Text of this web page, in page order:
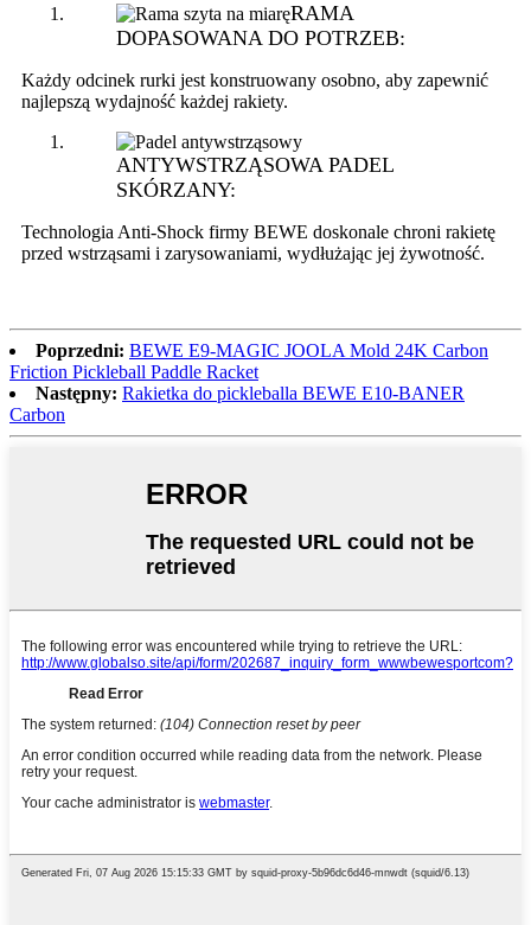
RAMA
DOPASOWANA DO POTRZEB:
Każdy odcinek rurki jest konstruowany osobno, aby zapewnić
najlepszą wydajność każdej rakiety.
ANTYWSTRZĄSOWA PADEL
SKÓRZANY:
Technologia Anti-Shock firmy BEWE doskonale chroni rakietę
przed wstrząsami i zarysowaniami, wydłużając jej żywotność.
Poprzedni: BEWE E9-MAGIC JOOLA Mold 24K Carbon
Friction Pickleball Paddle Racket
Następny: Rakietka do pickleballa BEWE E10-BANER
Carbon